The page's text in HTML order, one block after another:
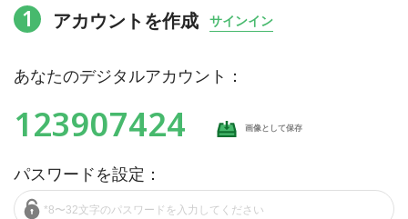
1 アカウントを作成 サインイン
あなたのデジタルアカウント：
123907424 画像として保存
パスワードを設定：